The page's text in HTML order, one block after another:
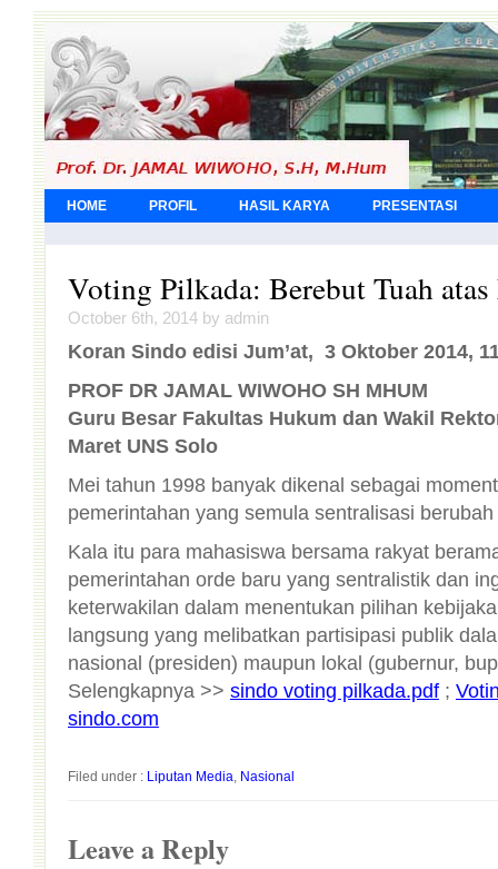
HOME PROFIL HASIL KARYA PRESENTASI
Voting Pilkada: Berebut Tuah
October 6th, 2014 by admin
Koran Sindo edisi Jum’at, 3 Oktober 2014,
PROF DR JAMAL WIWOHO SH MHUM
Guru Besar Fakultas Hukum dan Wakil
Maret UNS Solo
Mei tahun 1998 banyak dikenal sebagai
pemerintahan yang semula sentralisasi
Kala itu para mahasiswa bersama rakyat
pemerintahan orde baru yang sentralistik
keterwakilan dalam menentukan pilihan
Selengkapnya >> sindo voting pilkada.pdf ;
sindo.com
Filed under : Liputan Media, Nasional
Leave a Reply